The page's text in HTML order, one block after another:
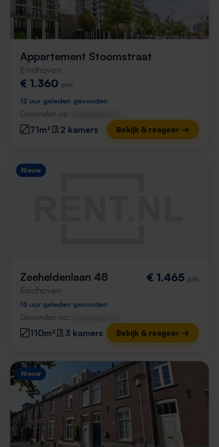
Appartement Stoomstraat
Eindhoven
€ 1.360 p/m
12 uur geleden gevonden
Gevonden op:
71m² 2 kamers Bekijk & reageer →
Nieuw
Zeeheldenlaan 48
Eindhoven
€ 1.465 p/m
15 uur geleden gevonden
Gevonden op:
110m² 3 kamers Bekijk & reageer →
Nieuw